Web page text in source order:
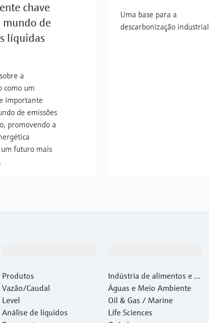
chave
mundo de
líquidas
a
como um
importante
de emissões
promovendo a
futuro mais
Uma base para a
descarbonização industrial
Produtos
Vazão/Caudal
Level
Análise de líquidos
Indústria de alimentos e b
ebidas
Águas e Meio Ambiente
Oil & Gas / Marine
Life Sciences